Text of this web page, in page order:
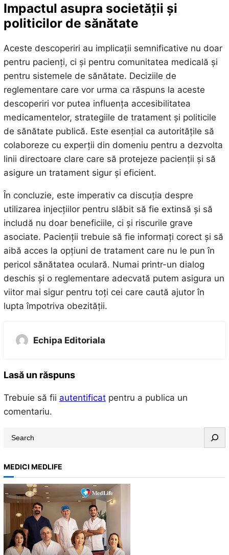
Impactul asupra societății și
politicilor de sănătate
Aceste descoperiri au implicații semnificative nu doar
pentru pacienți, ci și pentru comunitatea medicală și
pentru sistemele de sănătate. Deciziile de
reglementare care vor urma ca răspuns la aceste
descoperiri vor putea influența accesibilitatea
medicamentelor, strategiile de tratament și politicile
de sănătate publică. Este esențial ca autoritățile să
colaboreze cu experții din domeniu pentru a dezvolta
linii directoare clare care să protejeze pacienții și să
asigure un tratament sigur și eficient.
În concluzie, este imperativ ca discuția despre
utilizarea injecțiilor pentru slăbit să fie extinsă și să
includă nu doar beneficiile, ci și riscurile grave
asociate. Pacienții trebuie să fie informați corect și să
aibă acces la opțiuni de tratament care nu le pun în
pericol sănătatea oculară. Numai printr-un dialog
deschis și o reglementare adecvată putem asigura un
viitor mai sigur pentru toți cei care caută ajutor în
lupta împotriva obezității.
Echipa Editoriala
Lasă un răspuns
Trebuie să fii autentificatpentru a publica un
comentariu.
r
c
h
MEDICI MEDLIFE